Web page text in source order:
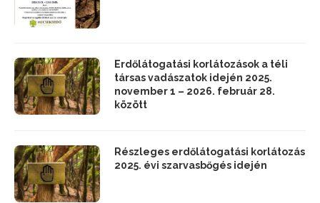
Erdőlátogatási korlátozások a téli
társas vadászatok idején 2025.
november 1 – 2026. február 28.
között
Részleges erdőlátogatási korlátozás
2025. évi szarvasbőgés idején